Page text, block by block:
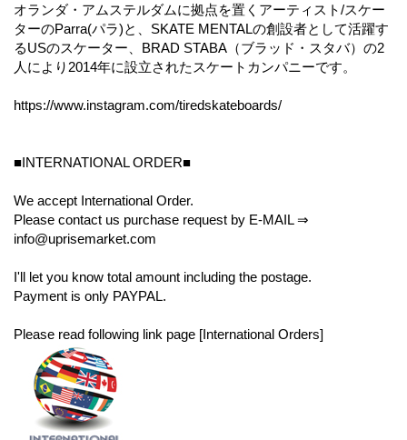
オランダ・アムステルダムに拠点を置くアーティスト/スケー
ターのParra(パラ)と、SKATE MENTALの創設者として活躍す
るUSのスケーター、BRAD STABA（ブラッド・スタバ）の2
人により2014年に設立されたスケートカンパニーです。
https://www.instagram.com/tiredskateboards/
■INTERNATIONAL ORDER■
We accept International Order.
Please contact us purchase request by E-MAIL ⇒
info@uprisemarket.com
I'll let you know total amount including the postage.
Payment is only PAYPAL.
Please read following link page [International Orders]